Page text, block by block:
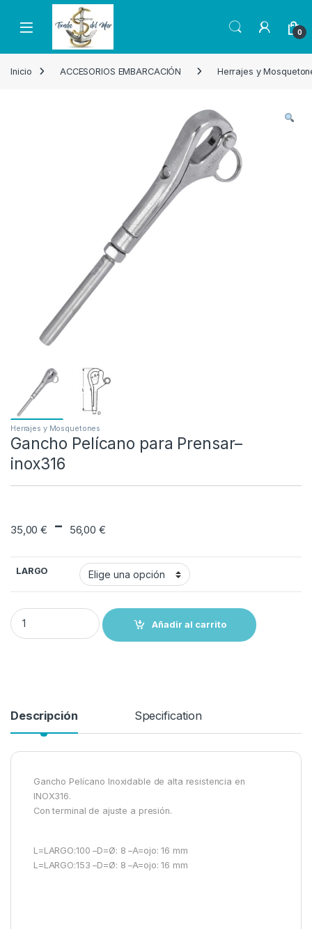
Skip to navigation
Skip to content
Open 0
Inicio ACCESORIOS EMBARCACIÓN Herrajes y
Herrajes y Mosquetones
Gancho Pelícano para Prensar–
inox316
35,00€ - 56,00 €Rango de precios:
LARGO
Gancho Pelícano para Prensar-- inox316 quantity
Añadir al carrito
Descripción Specification
Gancho Pelícano Inoxidable de alta resistencia en
INOX316.
Con terminal de ajuste a presión.
L=LARGO:100 –D=Ø: 8 –A=ojo: 16 mm
L=LARGO:153 –D=Ø: 8 –A=ojo: 16 mm